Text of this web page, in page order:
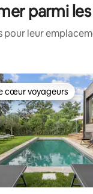
parmi
leur
cœur voyageurs
cœur voyageurs